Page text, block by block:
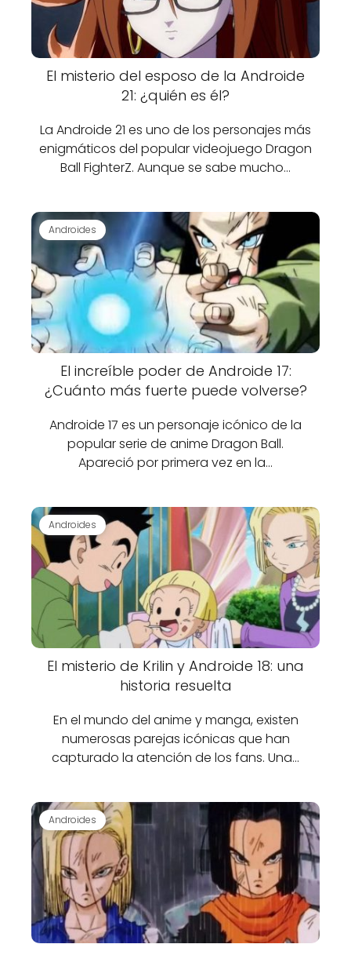
El misterio del esposo de la Androide
21: ¿quién es él?
La Androide 21 es uno de los personajes más
enigmáticos del popular videojuego Dragon
Ball FighterZ. Aunque se sabe mucho…
Androides
El increíble poder de Androide 17:
¿Cuánto más fuerte puede volverse?
Androide 17 es un personaje icónico de la
popular serie de anime Dragon Ball.
Apareció por primera vez en la…
Androides
El misterio de Krilin y Androide 18: una
historia resuelta
En el mundo del anime y manga, existen
numerosas parejas icónicas que han
capturado la atención de los fans. Una…
Androides